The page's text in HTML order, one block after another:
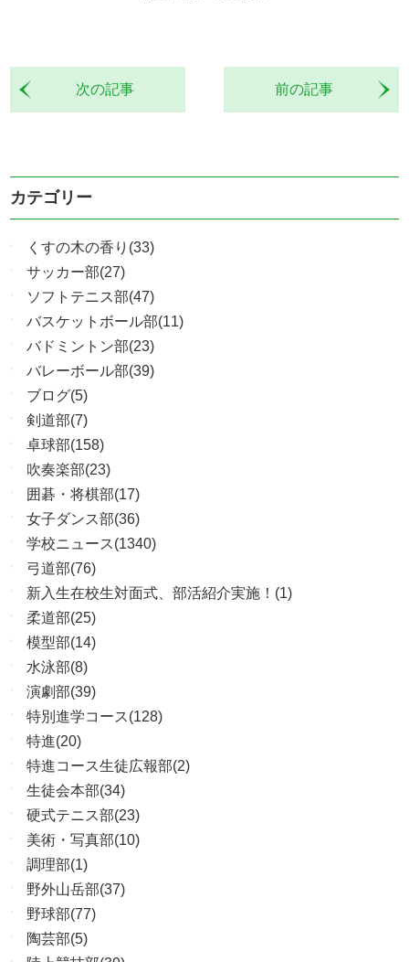
前の記事
次の記事
カテゴリー
くすの木の香り(33)
サッカー部(27)
ソフトテニス部(47)
バスケットボール部(11)
バドミントン部(23)
バレーボール部(39)
ブログ(5)
剣道部(7)
卓球部(158)
吹奏楽部(23)
囲碁・将棋部(17)
女子ダンス部(36)
学校ニュース(1340)
弓道部(76)
新入生在校生対面式、部活紹介実施！(1)
柔道部(25)
模型部(14)
水泳部(8)
演劇部(39)
特別進学コース(128)
特進(20)
特進コース生徒広報部(2)
生徒会本部(34)
硬式テニス部(23)
美術・写真部(10)
調理部(1)
野外山岳部(37)
野球部(77)
陶芸部(5)